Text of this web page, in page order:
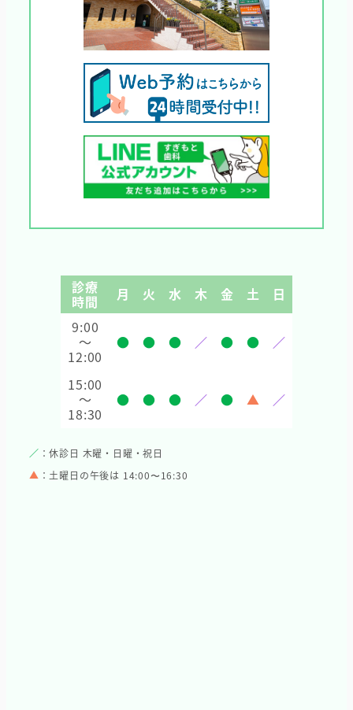
診療
時間 月 火 水 木 金 土
日
9:00
～
12:00
● ● ● ／ ● ● ／
15:00
～
18:30
● ● ● ／ ● ▲ ／
／ ：休診日 木曜・日曜・祝日
▲ ：土曜日の午後は 14:00〜16:30